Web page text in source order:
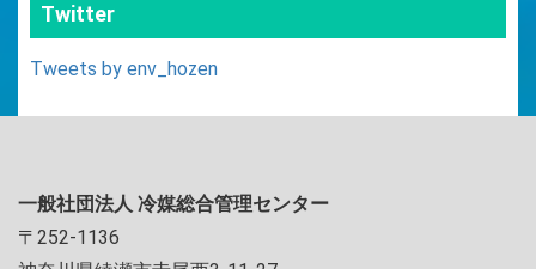
Twitter
Tweets by env_hozen
一般社団法人 冷媒総合管理センター
〒252-1136